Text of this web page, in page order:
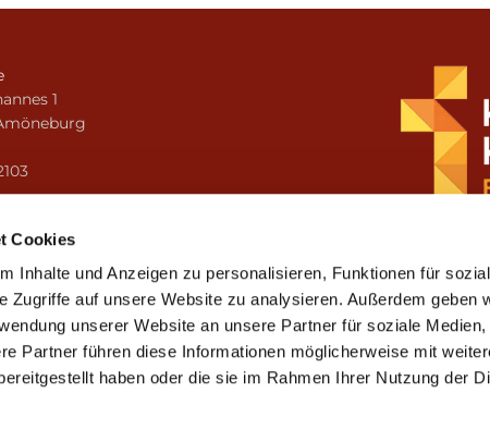
Cookies
Inhalte und Anzeigen zu personalisieren, Funktionen für
Zugriffe auf unsere Website zu analysieren. Außerdem geben
unserer Website an unsere Partner für soziale Medien,
Partner führen diese Informationen möglicherweise mit
haben oder die sie im Rahmen Ihrer Nutzung der
1
Datenschutzerklärung ChurchDesk-